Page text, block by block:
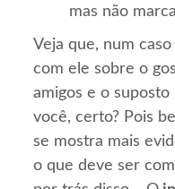
mas não
Veja que, num
com ele sobre o
amigos e o suposto
você, certo? Pois
se mostra mais
o que deve ser